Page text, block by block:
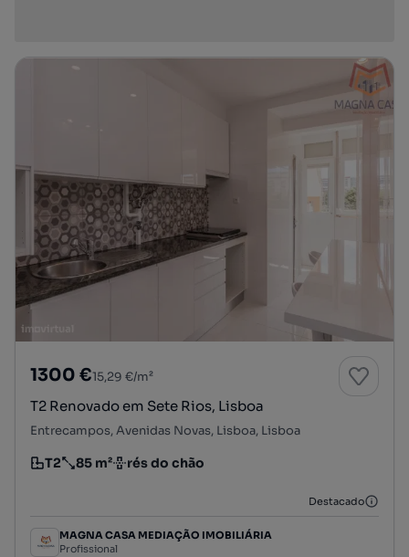
1300 €15,29 €/m²
T2 Renovado em Sete Rios, Lisboa
Entrecampos, Avenidas Novas, Lisboa, Lisboa
Tipologia
T2
Preço por metro quadrado
85 m²
Andar rés do chão
Destacado
MAGNA CASA MEDIAÇÃO IMOBILIÁRIA
Profissional